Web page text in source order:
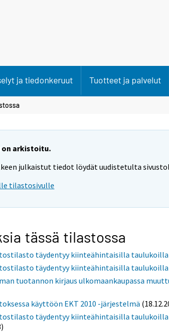
ja tiedonkeruut Tuotteet ja palvelut
on arkistoitu.
julkaistut tiedot löydät uudistetulta
tilastosivulle
tässä tilastossa
täydentyy kiinteähintaisilla taulukoilla
täydentyy kiinteähintaisilla taulukoilla
tuotannon kirjaus ulkomaankaupassa
käyttöön EKT 2010 -järjestelmä
täydentyy kiinteähintaisilla taulukoilla